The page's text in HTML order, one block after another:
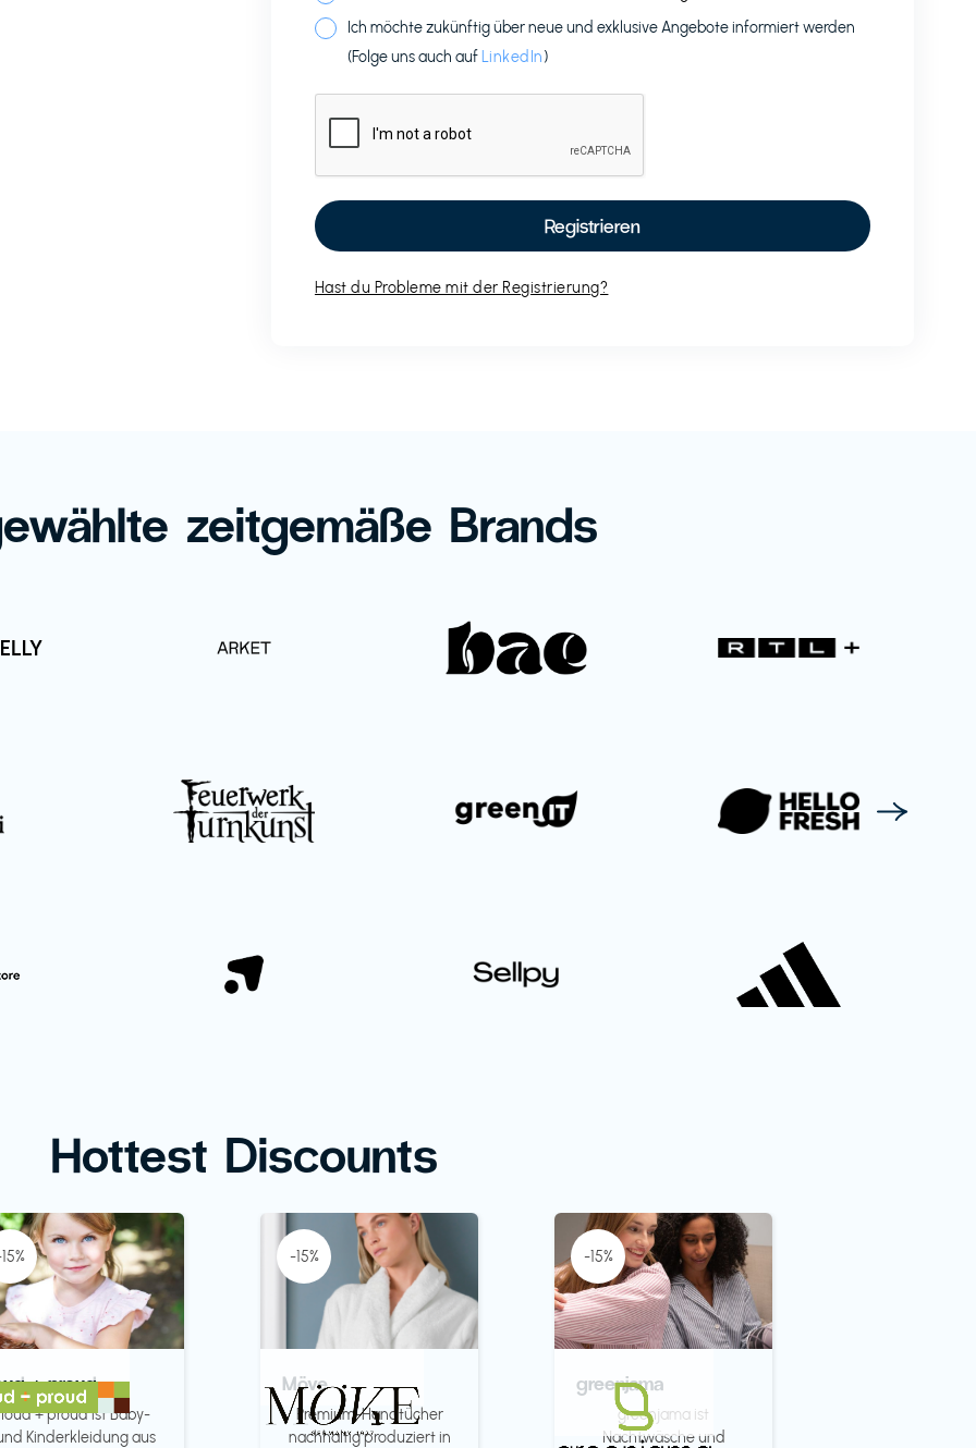
Ich möchte zukünftig über neue und exklusive Angebote informiert werden
(Folge uns auch auf LinkedIn)
Hast du Probleme mit der Registrierung?
zeitgemäße Brands
Hottest Discounts
+ proud
loud + proud ist Baby-
Kinderkleidung aus
-15%
Möve
Premium-Handtücher
nachhaltig produziert in
-15%
greenjama
greenjama ist
Nachtwäsche und